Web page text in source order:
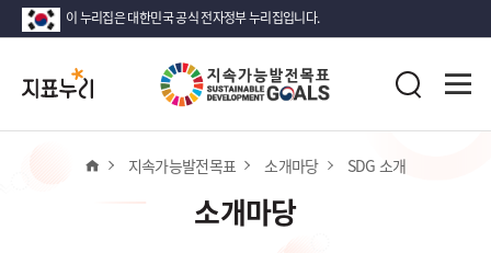
이 누리집은 대한민국 공식 전자정부 누리집입니다.
지
표
누
검
홈 지속가능발전목표 소개마당 SDG 소개
소개마당